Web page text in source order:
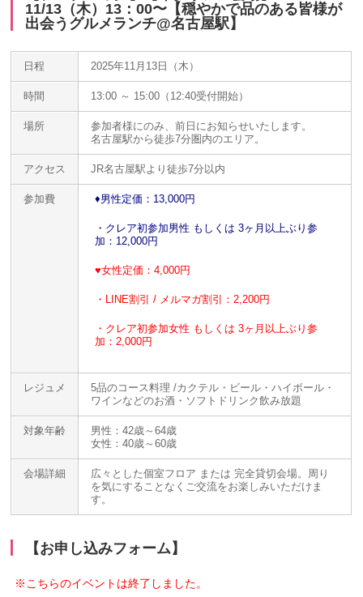
11/13（木）13：00〜【穏やかで品のある皆様が
出会うグルメランチ@名古屋駅】
日程 2025年11月13日（木）
時間 13:00 ～ 15:00（12:40受付開始）
場所
参加者様にのみ、前日にお知らせいたします。
名古屋駅から徒歩7分圏内のエリア。
アクセス JR名古屋駅より徒歩7分以内
参加費 ♦️男性定価：13,000円
・クレア初参加男性 もしくは 3ヶ月以上ぶり参
加：12,000円
♥女性定価：4,000円
・LINE割引 / メルマガ割引：2,200円
・クレア初参加女性 もしくは 3ヶ月以上ぶり参
加：2,000円
レジュメ
5品のコース料理 /カクテル・ビール・ハイボール・
ワインなどのお酒・ソフトドリンク飲み放題
対象年齢
男性：42歳～64歳
女性：40歳～60歳
会場詳細
広々とした個室フロア または 完全貸切会場。周り
を気にすることなくご交流をお楽しみいただけま
す。
【お申し込みフォーム】
※こちらのイベントは終了しました。